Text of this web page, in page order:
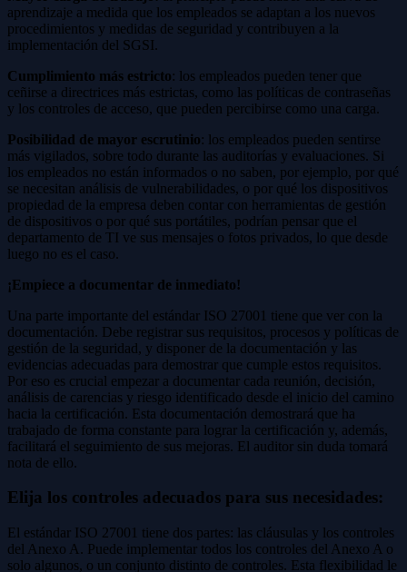
aprendizaje a medida que los empleados se adaptan a los nuevos
procedimientos y medidas de seguridad y contribuyen a la
implementación del SGSI.
Cumplimiento más estricto: los empleados pueden tener que
ceñirse a directrices más estrictas, como las políticas de contraseñas
y los controles de acceso, que pueden percibirse como una carga.
Posibilidad de mayor escrutinio: los empleados pueden sentirse
más vigilados, sobre todo durante las auditorías y evaluaciones. Si
los empleados no están informados o no saben, por ejemplo, por qué
se necesitan análisis de vulnerabilidades, o por qué los dispositivos
propiedad de la empresa deben contar con herramientas de gestión
de dispositivos o por qué sus portátiles, podrían pensar que el
departamento de TI ve sus mensajes o fotos privados, lo que desde
luego no es el caso.
¡Empiece a documentar de inmediato!
Una parte importante del estándar ISO 27001 tiene que ver con la
documentación. Debe registrar sus requisitos, procesos y políticas de
gestión de la seguridad, y disponer de la documentación y las
evidencias adecuadas para demostrar que cumple estos requisitos.
Por eso es crucial empezar a documentar cada reunión, decisión,
análisis de carencias y riesgo identificado desde el inicio del camino
hacia la certificación. Esta documentación demostrará que ha
trabajado de forma constante para lograr la certificación y, además,
facilitará el seguimiento de sus mejoras. El auditor sin duda tomará
nota de ello.
Elija los controles adecuados para sus necesidades:
El estándar ISO 27001 tiene dos partes: las cláusulas y los controles
del Anexo A. Puede implementar todos los controles del Anexo A o
solo algunos, o un conjunto distinto de controles. Esta flexibilidad le